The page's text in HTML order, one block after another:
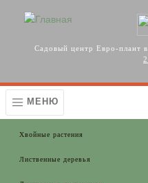
Садовый центр Евро-плант
МЕНЮ
Хвойные растения
Лиственные деревья